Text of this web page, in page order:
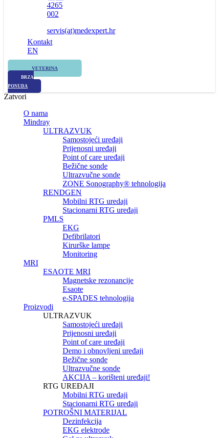
4265
002
servis(at)medexpert.hr
Kontakt
EN
VETERINA
BRZA
PONUDA
Zatvori
O nama
Mindray
ULTRAZVUK
Samostojeći uređaji
Prijenosni uređaji
Point of care uređaji
Bežične sonde
Ultrazvučne sonde
ZONE Sonography® tehnologija
RENDGEN
Mobilni RTG uredaji
Stacionarni RTG uređaji
PMLS
EKG
Defibrilatori
Kirurške lampe
Monitoring
MRI
ESAOTE MRI
Magnetske rezonancije
Esaote
e-SPADES tehnologija
Proizvodi
ULTRAZVUK
Samostojeći uređaji
Prijenosni uređaji
Point of care uređaji
Demo i obnovljeni uređaji
Bežične sonde
Ultrazvučne sonde
AKCIJA – korišteni uređaji!
RTG UREĐAJI
Mobilni RTG uređaji
Stacionarni RTG uređaji
POTROŠNI MATERIJAL
Dezinfekcija
EKG elektrode